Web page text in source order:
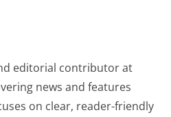
editorial contributor at
news and features
on clear, reader-friendly